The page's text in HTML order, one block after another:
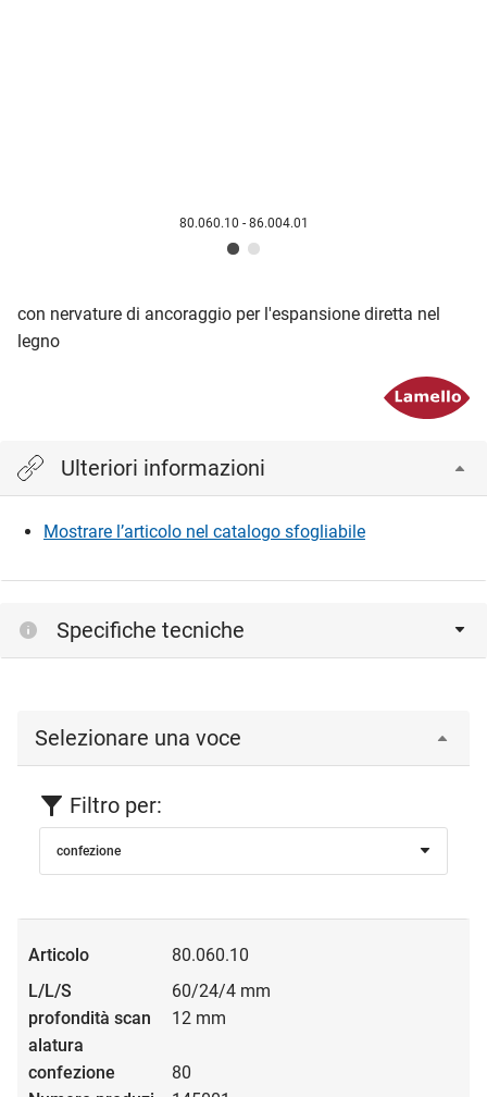
80.060.10 - 86.004.01
con nervature di ancoraggio per l'espansione diretta nel
legno
Ulteriori informazioni
Mostrare l’articolo nel catalogo sfogliabile
Specifiche tecniche
Selezionare una voce
Filtro per:
confezione
80.060.10
60/24/4 mm
12 mm
80